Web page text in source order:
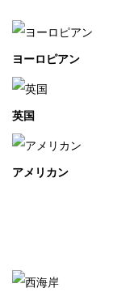
ヨーロピアン
英国
アメリカン